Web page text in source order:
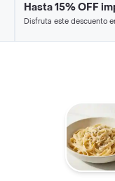
Hasta 15% OFF
Disfruta este descuento